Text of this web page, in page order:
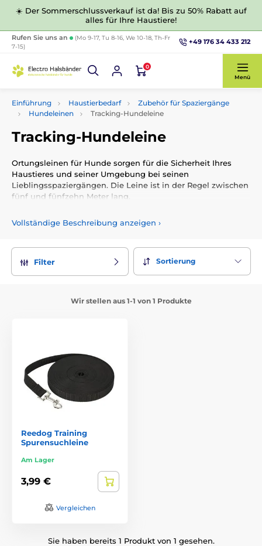
☀️ Der Sommerschlussverkauf ist da! Bis zu 50% Rabatt auf
alles für Ihre Haustiere!
Rufen Sie uns an
(Mo 9-17, Tu 8-16, We 10-18, Th-Fr
7-15)
+49 176 34 433 212
0
Menü
Einführung Haustierbedarf
Zubehör für Spaziergänge
Hundeleinen
Tracking-Hundeleine
Tracking-Hundeleine
Ortungsleinen für Hunde sorgen für die Sicherheit Ihres
Haustieres und seiner Umgebung bei seinen
Lieblingsspaziergängen. Die Leine ist in der Regel zwischen
fünf und fünfzehn Meter lang.
Vollständige Beschreibung anzeigen ›
Filter Sortierung
Wir stellen aus 1-1 von 1 Produkte
Reedog Training
Spurensuchleine
Am Lager
3,99 €
Vergleichen
Sie haben bereits 1 Produkt von 1 gesehen.